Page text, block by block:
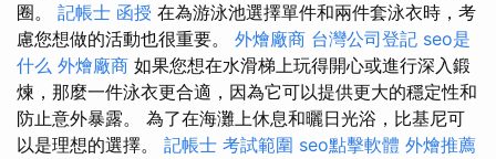
圈。 記帳士 函授 在為游泳池選擇單件和兩件套泳衣時，考
慮您想做的活動也很重要。 外燴廠商 台灣公司登記 seo是
什么 外燴廠商 如果您想在水滑梯上玩得開心或進行深入鍛
煉，那麼一件泳衣更合適，因為它可以提供更大的穩定性和
防止意外暴露。 為了在海灘上休息和曬日光浴，比基尼可
以是理想的選擇。 記帳士 考試範圍 seo點擊軟體 外燴推薦